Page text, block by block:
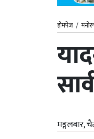
होमपेज /
मङ्गलबार,